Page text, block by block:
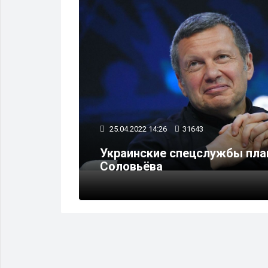
25.04.2022 14:26 31643
Украинские спецслужбы
Соловьёва